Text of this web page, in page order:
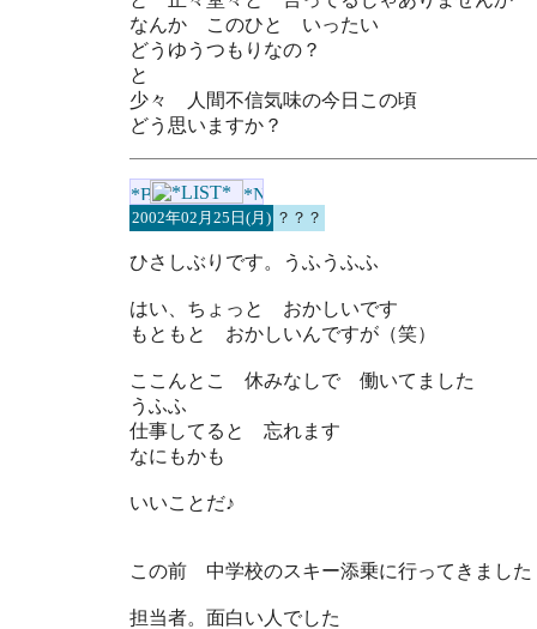
なんか このひと いったい
どうゆうつもりなの？
と
少々 人間不信気味の今日この頃
どう思いますか？
2002年02月25日(月) ？？？
ひさしぶりです。うふうふふ
はい、ちょっと おかしいです
もともと おかしいんですが（笑）
ここんとこ 休みなしで 働いてました
うふふ
仕事してると 忘れます
なにもかも
いいことだ♪
この前 中学校のスキー添乗に行ってきました
担当者。面白い人でした